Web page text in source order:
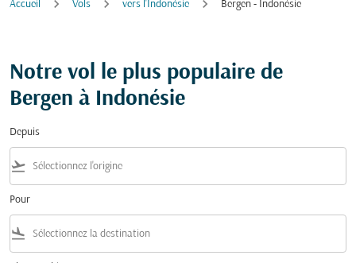
Accueil Vols vers l'Indonésie Bergen - Indonésie
Notre vol le plus populaire de
Bergen à Indonésie
Depuis
flight_takeoff
Pour
flight_land